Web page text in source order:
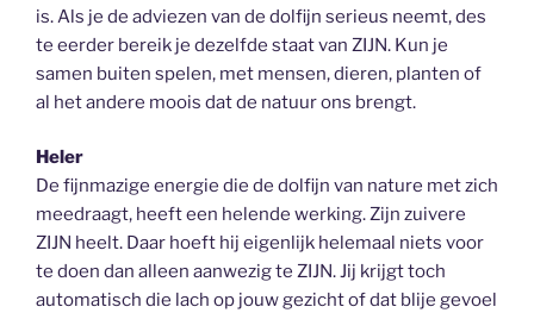
is. Als je de adviezen van de dolfijn serieus neemt, des
te eerder bereik je dezelfde staat van ZIJN. Kun je
samen buiten spelen, met mensen, dieren, planten of
al het andere moois dat de natuur ons brengt.
Heler
De fijnmazige energie die de dolfijn van nature met zich
meedraagt, heeft een helende werking. Zijn zuivere
ZIJN heelt. Daar hoeft hij eigenlijk helemaal niets voor
te doen dan alleen aanwezig te ZIJN. Jij krijgt toch
automatisch die lach op jouw gezicht of dat blije gevoel